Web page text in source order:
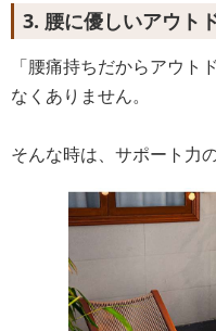
3. 腰に優しいアウト
「腰痛持ちだからアウ
なくありません。
そんな時は、サポート力